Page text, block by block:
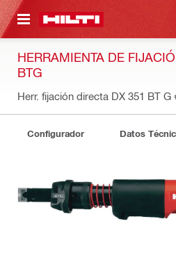
PRINCIPAL
HERRAMIENTA DE
BTG
Herr. fijación directa DX 351 BT G
Configurador Datos